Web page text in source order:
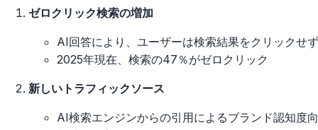
ゼロクリック検索の増加
AI回答により、ユーザーは検索結果をクリックせ
2025年現在、検索の47％がゼロクリック
新しいトラフィックソース
AI検索エンジンからの引用によるブランド認知度